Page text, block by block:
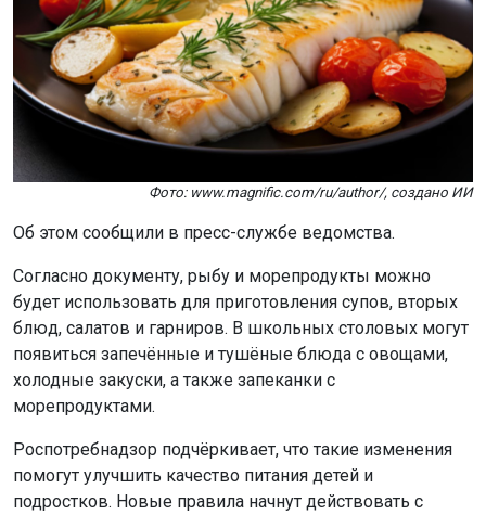
Фото: www.magnific.com/ru/author/, создано ИИ
Об этом сообщили в пресс-службе ведомства.
Согласно документу, рыбу и морепродукты можно
будет использовать для приготовления супов, вторых
блюд, салатов и гарниров. В школьных столовых могут
появиться запечённые и тушёные блюда с овощами,
холодные закуски, а также запеканки с
морепродуктами.
Роспотребнадзор подчёркивает, что такие изменения
помогут улучшить качество питания детей и
подростков. Новые правила начнут действовать с